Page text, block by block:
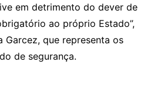
em detrimento do dever de
ao próprio Estado”,
Garcez, que representa os
de segurança.